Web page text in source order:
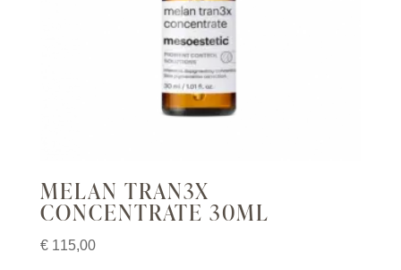
MELAN TRAN3X
CONCENTRATE 30ML
€115,00